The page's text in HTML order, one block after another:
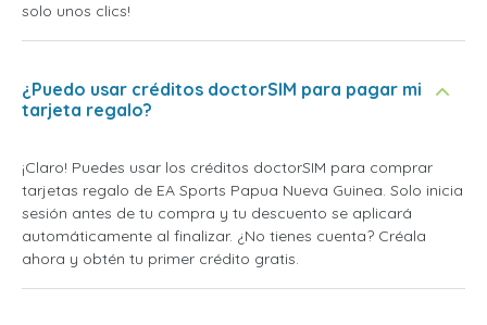
solo unos clics!
¿Puedo usar créditos doctorSIM para pagar mi
tarjeta regalo?
¡Claro! Puedes usar los créditos doctorSIM para comprar
tarjetas regalo de EA Sports Papua Nueva Guinea. Solo inicia
sesión antes de tu compra y tu descuento se aplicará
automáticamente al finalizar. ¿No tienes cuenta? Créala
ahora y obtén tu primer crédito gratis.